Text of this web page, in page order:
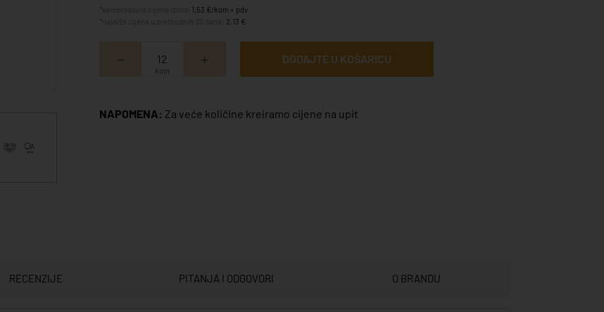
1,53 €/kom + pdv
2,13 €
kom
DODAJTE U KOŠARICU
NAPOMENA: Za veće količine kreiramo cijene na upit
RECENZIJE PITANJA I ODGOVORI O BRANDU